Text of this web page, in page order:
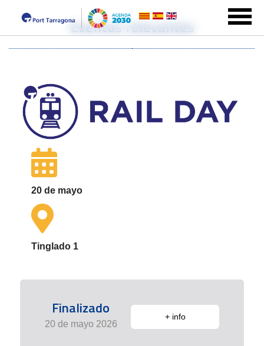
Eventos relevantes
20 de mayo
Tinglado 1
Finalizado
20 de mayo 2026
+ info